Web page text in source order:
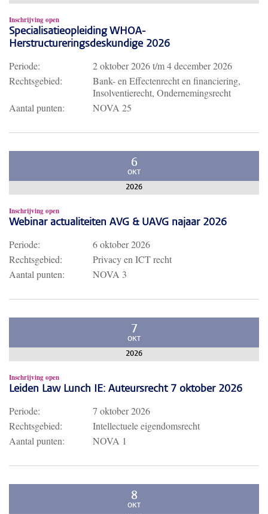
Inschrijving open
Specialisatieopleiding WHOA-
Herstructureringsdeskundige 2026
Periode: 2 oktober 2026t/m4 december 2026
Rechtsgebied:
Bank- en Effectenrecht en financiering,
Insolventierecht, Ondernemingsrecht
Aantal punten:
NOVA 25
6
OKT
2026
Inschrijving open
Webinar actualiteiten AVG & UAVG najaar 2026
Periode:
6 oktober 2026
Rechtsgebied:
Privacy en ICT recht
Aantal punten:
NOVA 3
7
OKT
2026
Inschrijving open
Leiden Law Lunch IE: Auteursrecht 7 oktober 2026
Periode:
7 oktober 2026
Rechtsgebied:
Intellectuele eigendomsrecht
Aantal punten:
NOVA 1
8
OKT